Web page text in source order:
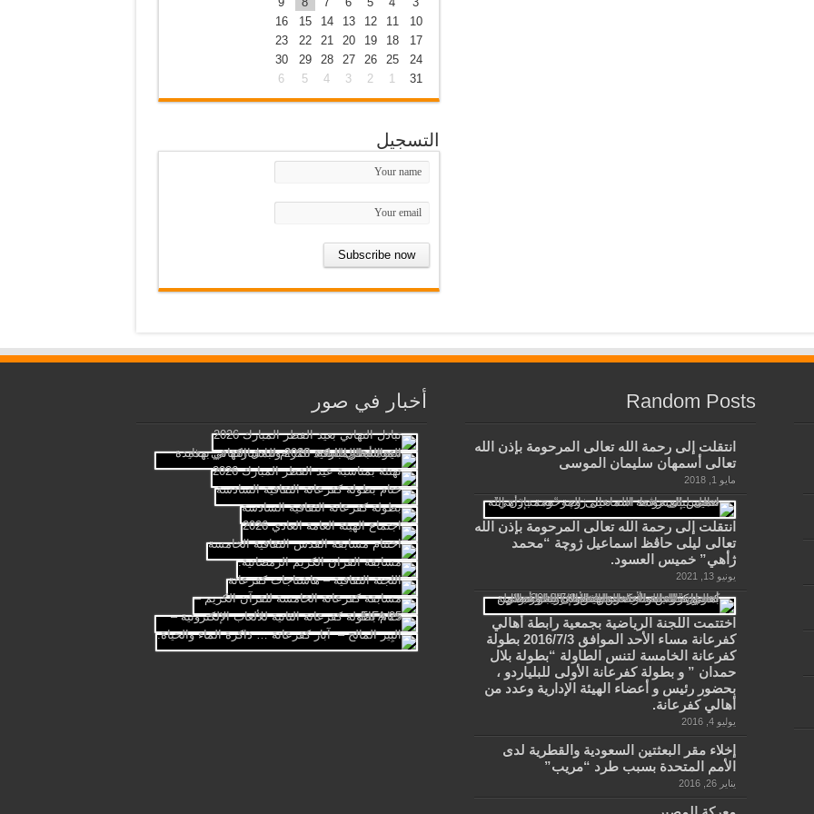
10
11
12
13
14
15
16
17
18
19
20
21
22
23
24
25
26
27
28
29
30
31
1
2
3
4
5
6
التسجيل
Random Posts
انتقلت إلى رحمة الله تعالى المرحومة بإذن الله
تعالى أسمهان سليمان الموسى
مايو 1, 2018
انتقلت إلى رحمة الله تعالى المرحومة بإذن الله
تعالى ليلى حاڤظ اسماعيل ژوچة “محمد
ژأهي” خميس العسود.
يونيو 13, 2021
اختتمت اللجنة الرياضية بجمعية رابطة أهالي
كفرعانة مساء الأحد الموافق 2016/7/3 بطولة
كفرعانة الخامسة لتنس الطاولة “بطولة بلال
حمدان ” و بطولة كفرعانة الأولى للبلياردو ،
بحضور رئيس و أعضاء الهيئة الإدارية وعدد من
أهالي كفرعانة.
يوليو 4, 2016
إخلاء مقر البعثتين السعودية والقطرية لدى
الأمم المتحدة بسبب طرد “مريب”
يناير 26, 2016
أخبار في صور